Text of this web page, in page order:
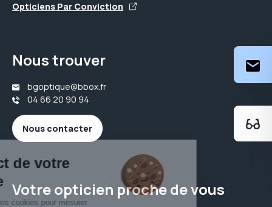
Opticiens Par Conviction
Votre opticien proche de vous
Nous trouver
bgoptique@bbox.fr
04 66 20 90 94
Nous contacter